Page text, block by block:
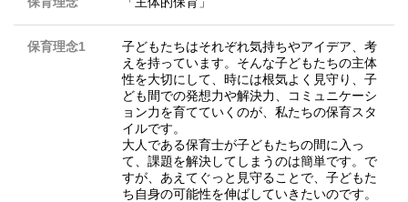
保育理念1
子どもたちはそれぞれ気持ちやアイデア、考
えを持っています。そんな子どもたちの主体
性を大切にして、時には根気よく見守り、子
ども間での発想力や解決力、コミュニケーシ
ョン力を育てていくのが、私たちの保育スタ
イルです。
大人である保育士が子どもたちの間に入っ
て、課題を解決してしまうのは簡単です。で
すが、あえてぐっと見守ることで、子どもた
ち自身の可能性を伸ばしていきたいのです。